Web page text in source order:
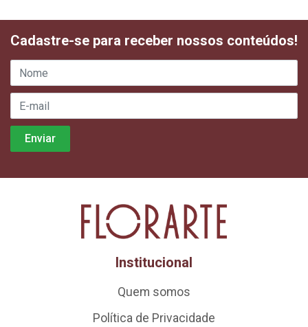
Cadastre-se para receber nossos conteúdos!
Institucional
Quem somos
Política de Privacidade